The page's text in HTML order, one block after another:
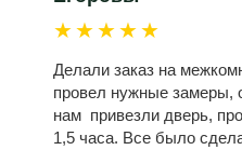
★★★★★
Делали заказ на
провел нужные замеры,
нам привезли дверь,
1,5 часа. Все было